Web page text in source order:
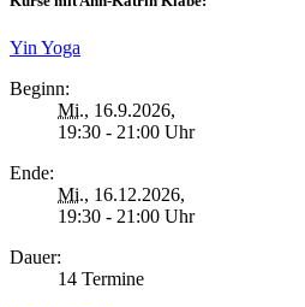
Yin Yoga
Beginn:
Mi., 16.9.2026,
19:30 - 21:00 Uhr
Ende:
Mi., 16.12.2026,
19:30 - 21:00 Uhr
Dauer:
14 Termine